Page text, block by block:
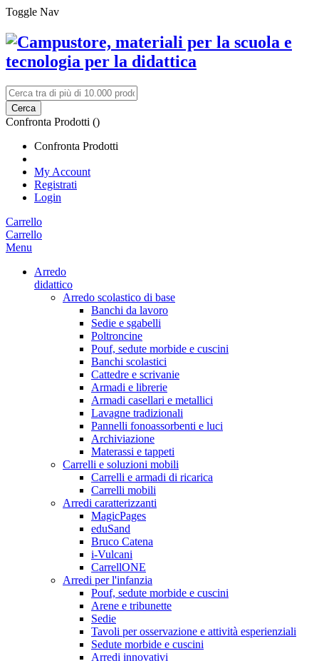
Toggle Nav
Cerca
Confronta Prodotti ()
Confronta Prodotti
My Account
Registrati
Login
Carrello
Carrello
Menu
Arredo
didattico
Arredo scolastico di base
Banchi da lavoro
Sedie e sgabelli
Poltroncine
Pouf, sedute morbide e cuscini
Banchi scolastici
Cattedre e scrivanie
Armadi e librerie
Armadi casellari e metallici
Lavagne tradizionali
Pannelli fonoassorbenti e luci
Archiviazione
Materassi e tappeti
Carrelli e soluzioni mobili
Carrelli e armadi di ricarica
Carrelli mobili
Arredi caratterizzanti
MagicPages
eduSand
Bruco Catena
i-Vulcani
CarrellONE
Arredi per l'infanzia
Pouf, sedute morbide e cuscini
Arene e tribunette
Sedie
Tavoli per osservazione e attività esperienziali
Sedute morbide e cuscini
Arredi innovativi